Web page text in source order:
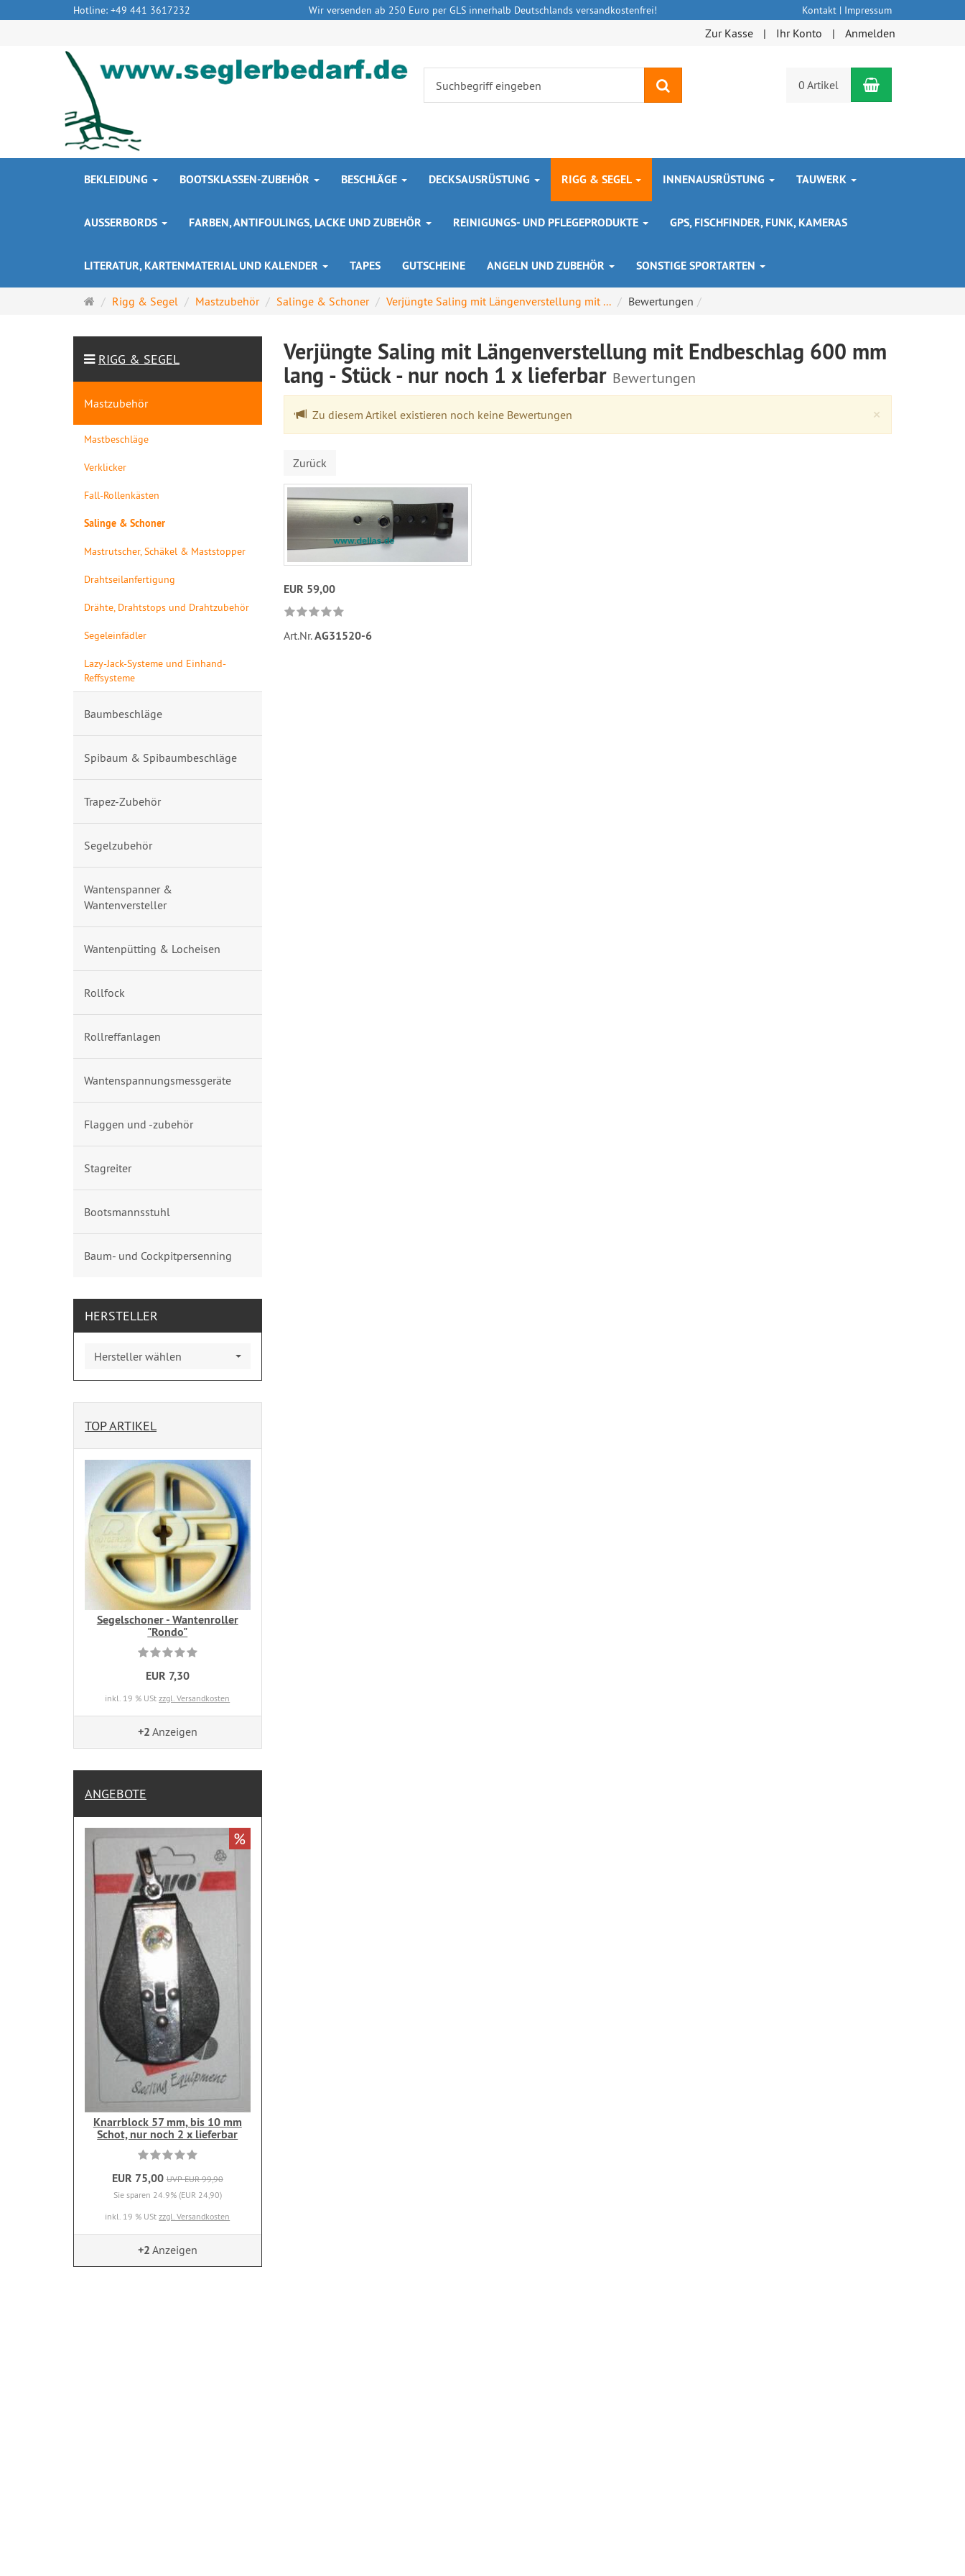
Hotline: +49 441 3617232 Wir versenden ab 250 Euro per GLS innerhalb Deutschlands versandkostenfrei! Kontakt | Impressum
Zur Kasse Ihr Konto Anmelden
0 Artikel Warenkorb
BEKLEIDUNG BOOTSKLASSEN-ZUBEHÖR BESCHLÄGE DECKSAUSRÜSTUNG RIGG & SEGEL INNENAUSRÜSTUNG TAUWERK
AUSSERBORDS FARBEN, ANTIFOULINGS, LACKE UND ZUBEHÖR REINIGUNGS- UND PFLEGEPRODUKTE GPS, FISCHFINDER, FUNK, KAMERAS
LITERATUR, KARTENMATERIAL UND KALENDER TAPES GUTSCHEINE ANGELN UND ZUBEHÖR SONSTIGE SPORTARTEN
Startseite
Rigg & Segel Mastzubehör Salinge & Schoner Verjüngte Saling mit Längenverstellung mit ... Bewertungen
Verjüngte Saling mit Längenverstellung mit Endbeschlag 600 mm
lang - Stück - nur noch 1 x lieferbar Bewertungen
×
Zu diesem Artikel existieren noch keine Bewertungen
Zurück
EUR 59,00
Art.Nr.AG31520-6
RIGG & SEGEL
Mastzubehör
Mastbeschläge
Verklicker
Fall-Rollenkästen
Salinge & Schoner
Mastrutscher, Schäkel & Maststopper
Drahtseilanfertigung
Drähte, Drahtstops und Drahtzubehör
Segeleinfädler
Lazy-Jack-Systeme und Einhand-
Reffsysteme
Baumbeschläge
Spibaum & Spibaumbeschläge
Trapez-Zubehör
Segelzubehör
Wantenspanner &
Wantenversteller
Wantenpütting & Locheisen
Rollfock
Rollreffanlagen
Wantenspannungsmessgeräte
Flaggen und -zubehör
Stagreiter
Bootsmannsstuhl
Baum- und Cockpitpersenning
HERSTELLER
Hersteller wählen
TOP ARTIKEL
Segelschoner - Wantenroller
"Rondo"
EUR 7,30
inkl. 19 % UStzzgl. Versandkosten
+2 Anzeigen
ANGEBOTE
Knarrblock 57 mm, bis 10 mm
Schot, nur noch 2 x lieferbar
EUR 75,00 UVP EUR 99,90
Sie sparen 24.9% (EUR 24,90)
inkl. 19 % UStzzgl. Versandkosten
%
+2 Anzeigen